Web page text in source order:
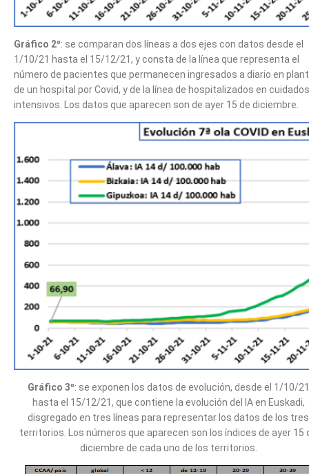
Gráfico 2º: se comparan dos líneas a dos ejes con datos desde el
1/10/21 hasta el 15/12/21, y consta de la línea que representa el
número de pacientes que permanecen ingresados a diario en
de un hospital por Covid, y de la línea de hospitalizados en cuidados
intensivos. Los datos que aparecen son de ayer 15 de diciembre.
Gráfico 3º: se exponen los datos de evolución, desde el 1/10/21
hasta el 15/12/21, que contiene la evolución del IA en Euskadi,
disgregado en tres líneas para representar los datos de los tres
territorios. Los números que aparecen son los índices de ayer 15
diciembre de cada uno de los territorios.